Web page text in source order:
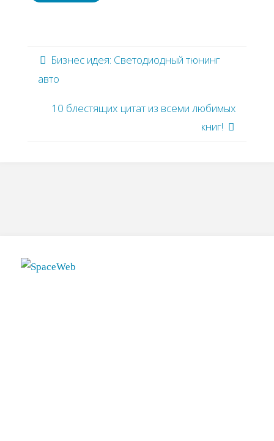
Бизнес идея: Светодиодный тюнинг
авто
10 блестящих цитат из всеми любимых
книг!